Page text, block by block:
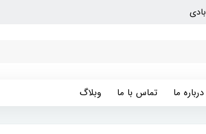
درباره ما تماس با ما وبلاگ